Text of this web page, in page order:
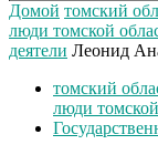
Домой томский
люди томской
деятели Леонид
томский
люди